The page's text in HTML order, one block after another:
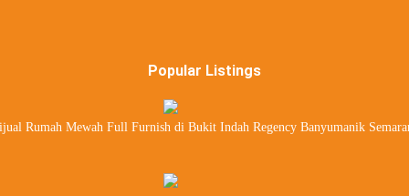
Popular Listings
Rumah Mewah Full Furnish di Bukit Indah Regency Banyumanik